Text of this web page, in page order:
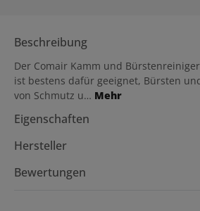
Beschreibung
Der Comair Kamm und
ist bestens dafür geeignet, Bürsten
von Schmutz u… Mehr
Eigenschaften
Hersteller
Bewertungen